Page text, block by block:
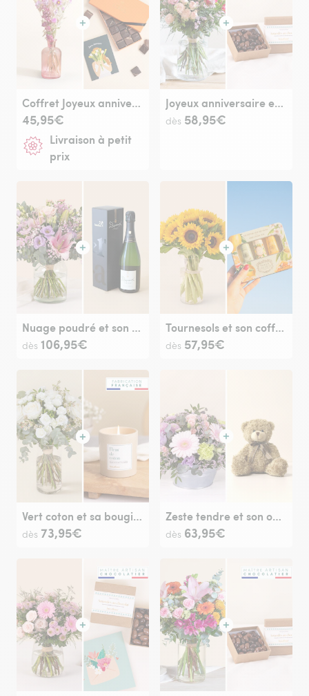
Coffret Joyeux anniversaire
45,95€
Livraison à petit
prix
Joyeux anniversaire et ses amandes au chocolat
dès 58,95€
Nuage poudré et son champagne
dès 106,95€
Tournesols et son coffret crèmes mains - Panier des sens
dès 57,95€
Vert coton et sa bougie parfumée
dès 73,95€
Zeste tendre et son ourson Harry
dès 63,95€